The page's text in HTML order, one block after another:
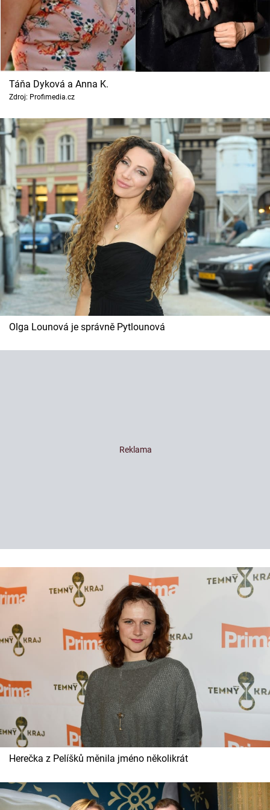
Sledujte prima+
Filmový festival Karlovy Vary
Pořady
Mámy sobě
Přihlášení
Sledujte nás
Táňa Dyková a Anna K.
Zdroj: Profimedia.cz
Olga Lounová je správně Pytlounová
Herečka z Pelíšků měnila jméno několikrát